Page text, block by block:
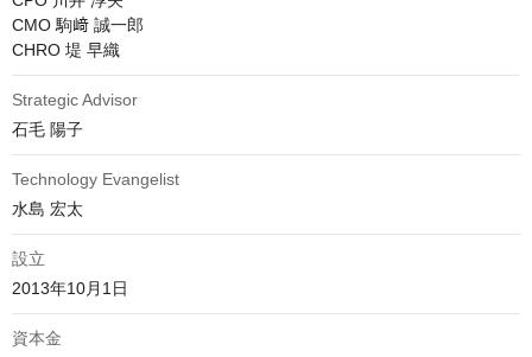
CMO 駒﨑 誠一郎
CHRO 堤 早織
Strategic Advisor
石毛 陽子
Technology Evangelist
水島 宏太
設立
2013年10月1日
資本金